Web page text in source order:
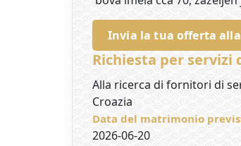
Invia la tua offerta
Richiesta per servizi
Alla ricerca di fornitori di
Croazia
Data del matrimonio
2026-06-20